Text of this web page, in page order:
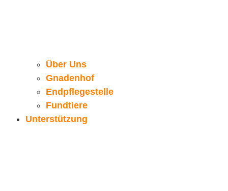
Über Uns
Gnadenhof
Endpflegestelle
Fundtiere
Unterstützung